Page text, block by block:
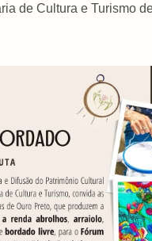
de Cultura e Turismo